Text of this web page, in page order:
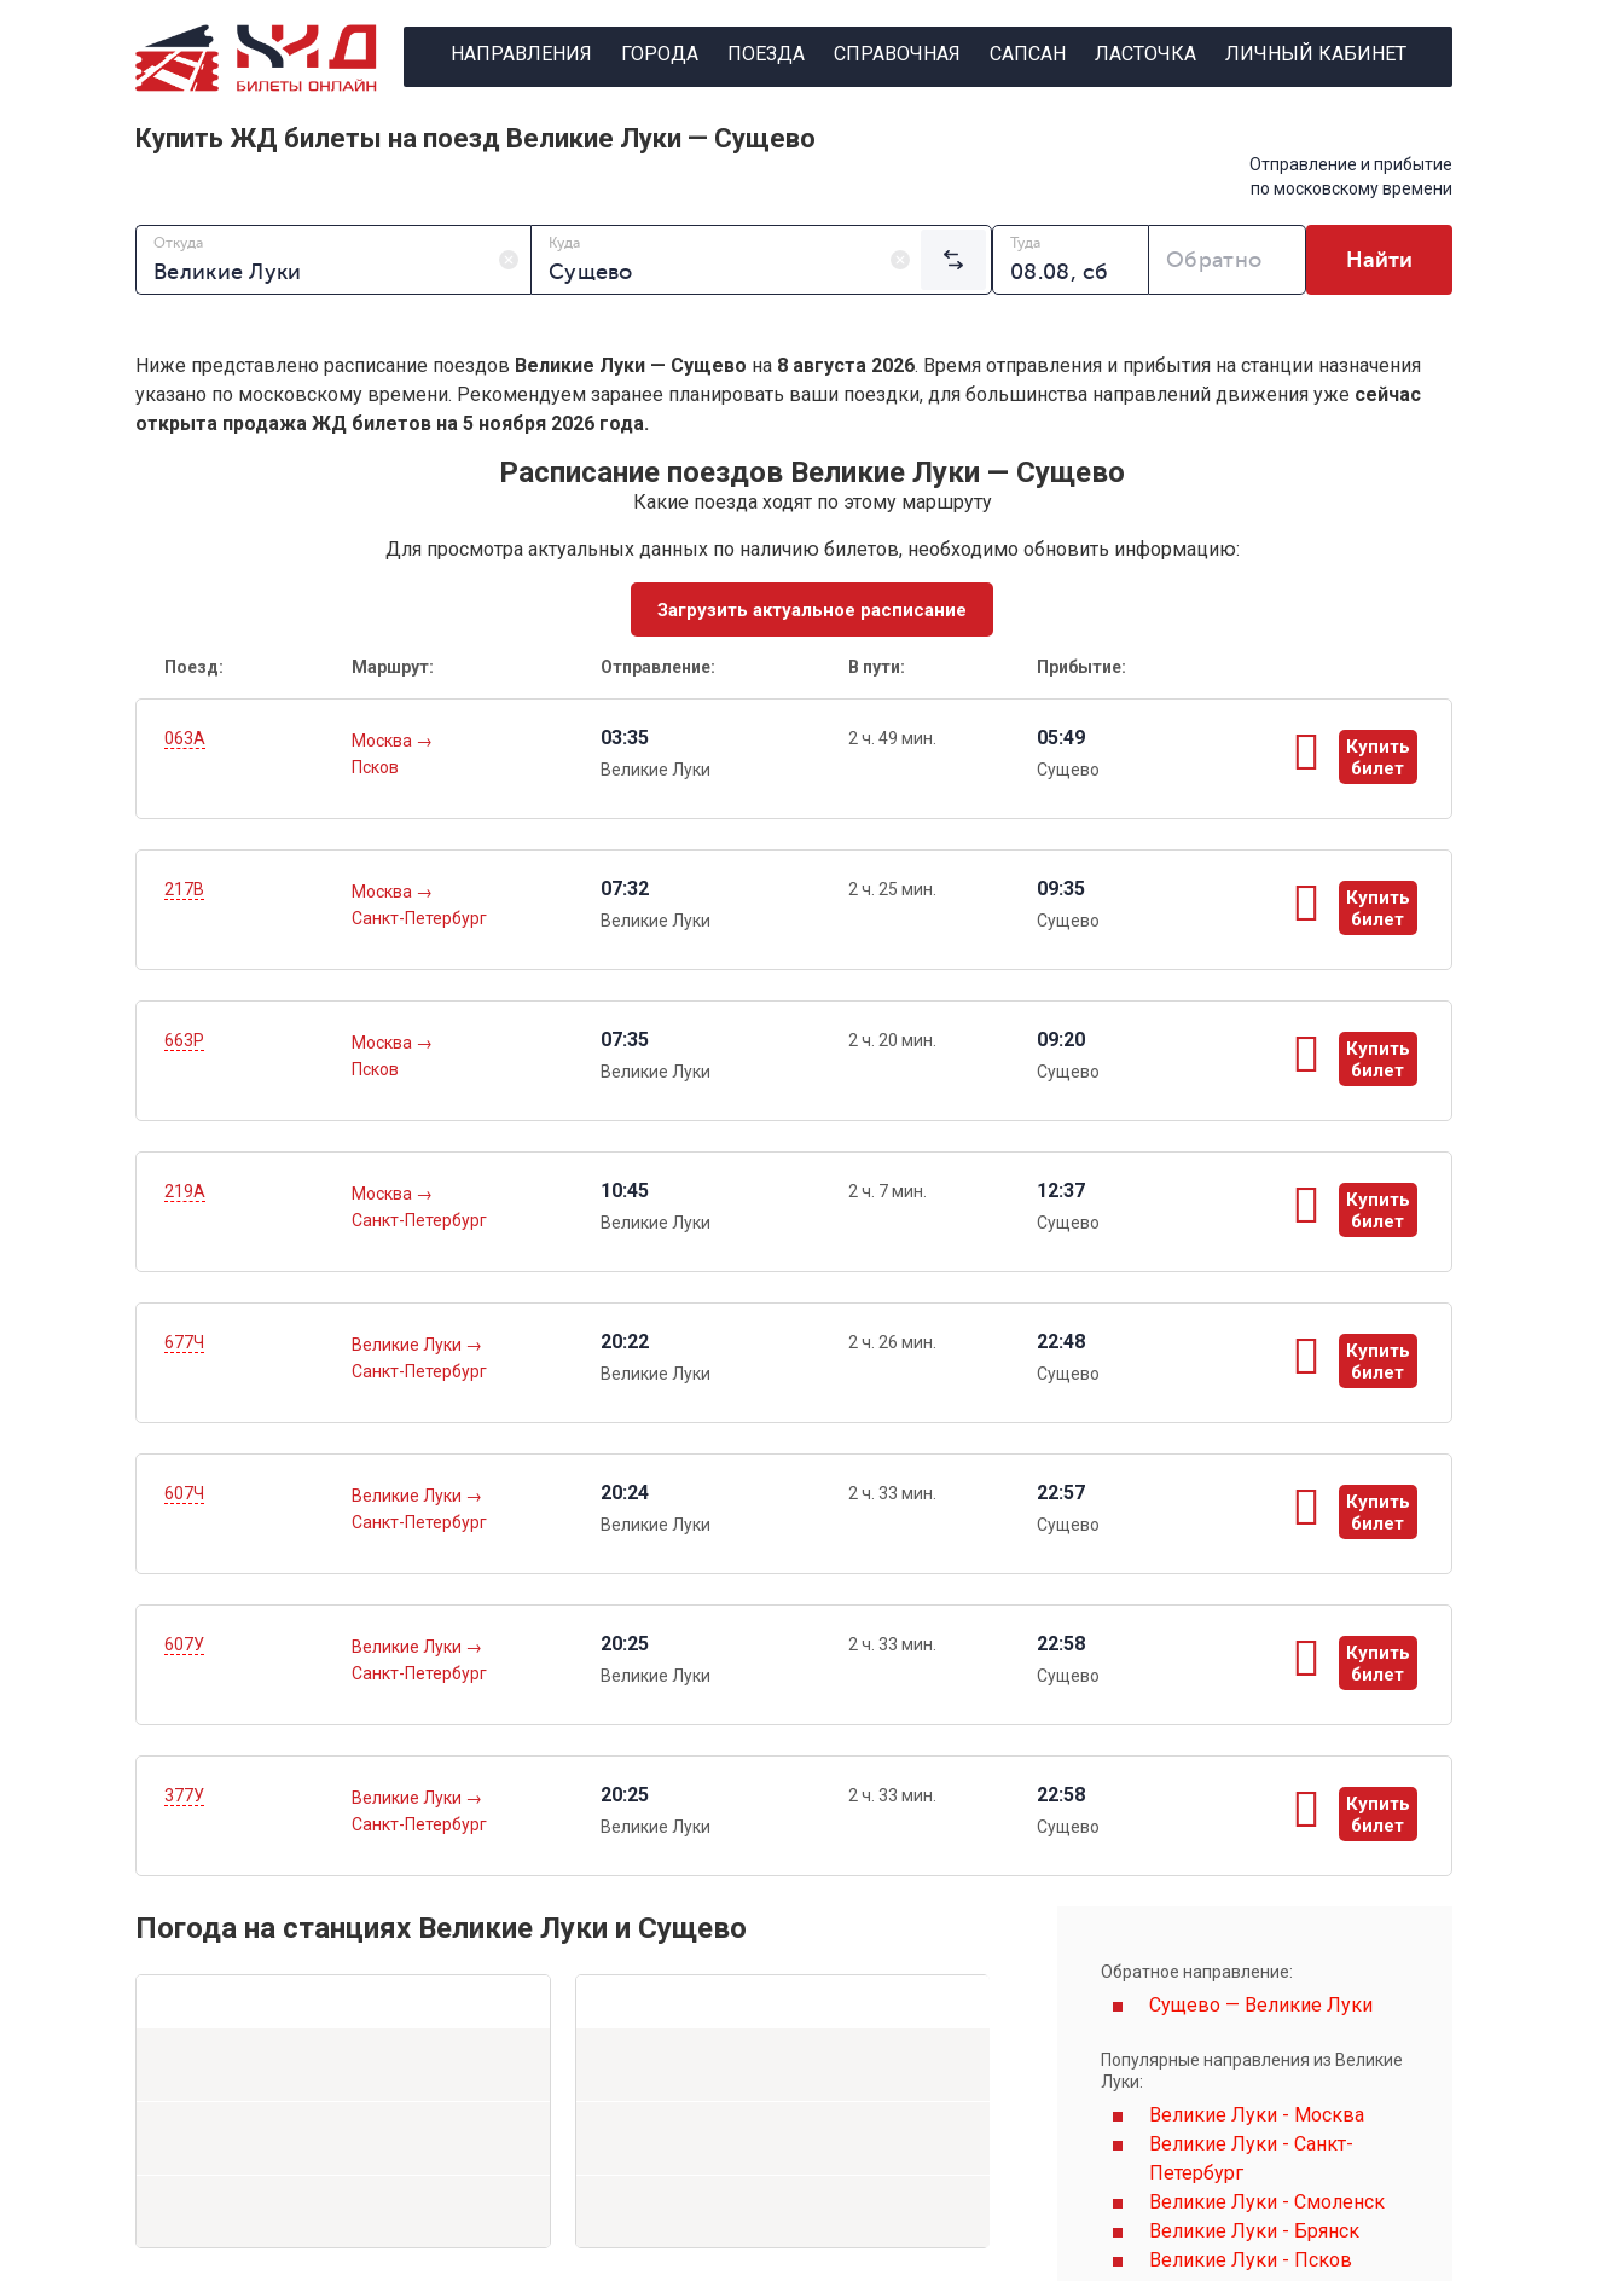
НАПРАВЛЕНИЯ ГОРОДА ПОЕЗДА СПРАВОЧНАЯ САПСАН ЛАСТОЧКА ЛИЧНЫЙ КАБИНЕТ
Купить ЖД билеты на поезд Великие Луки — Сущево
Отправление и прибытие
по московскому времени
Откуда Куда Туда
Обратно Найти
Ниже представлено расписание поездов Великие Луки — Сущево на 8 августа 2026. Время отправления и прибытия на станции назначения
указано по московскому времени. Рекомендуем заранее планировать ваши поездки, для большинства направлений движения уже сейчас
открыта продажа ЖД билетов на 5 ноября 2026 года.
Расписание поездов Великие Луки — Сущево
Какие поезда ходят по этому маршруту
Для просмотра актуальных данных по наличию билетов, необходимо обновить информацию:
Загрузить актуальное расписание
Поезд: Маршрут: Отправление: В пути: Прибытие:
063А Москва →
Псков
03:35
Великие Луки
2 ч. 49 мин. 05:49
Сущево
Купить
билет
ы
217В Москва →
Санкт-Петербург
07:32
Великие Луки
2 ч. 25 мин. 09:35
Сущево
Купить
билет
ы
663Р Москва →
Псков
07:35
Великие Луки
2 ч. 20 мин. 09:20
Сущево
Купить
билет
ы
219А Москва →
Санкт-Петербург
10:45
Великие Луки
2 ч. 7 мин. 12:37
Сущево
Купить
билет
ы
677Ч Великие Луки →
Санкт-Петербург
20:22
Великие Луки
2 ч. 26 мин. 22:48
Сущево
Купить
билет
ы
607Ч Великие Луки →
Санкт-Петербург
20:24
Великие Луки
2 ч. 33 мин. 22:57
Сущево
Купить
билет
ы
607У Великие Луки →
Санкт-Петербург
20:25
Великие Луки
2 ч. 33 мин. 22:58
Сущево
Купить
билет
ы
377У Великие Луки →
Санкт-Петербург
20:25
Великие Луки
2 ч. 33 мин. 22:58
Сущево
Купить
билет
ы
Погода на станциях Великие Луки и Сущево
Обратное направление:
Сущево — Великие Луки
Популярные направления из Великие
Луки:
Великие Луки - Москва
Великие Луки - Санкт-
Петербург
Великие Луки - Смоленск
Великие Луки - Брянск
Великие Луки - Псков